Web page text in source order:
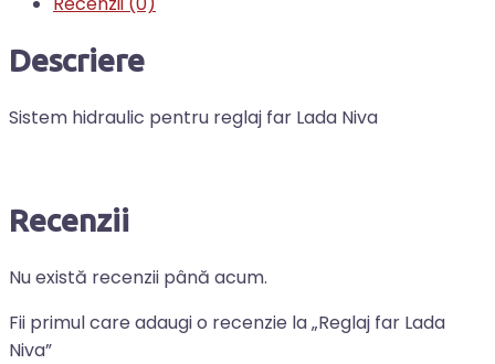
Descriere
Sistem hidraulic pentru reglaj far Lada Niva
Recenzii
Nu există recenzii până acum.
Fii primul care adaugi o recenzie la „Reglaj far Lada
Niva”